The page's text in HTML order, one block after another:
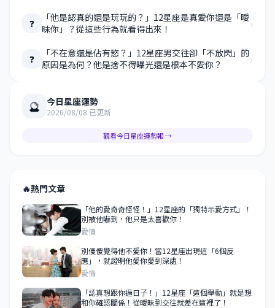
❓
「他是認真的還是玩玩的？」12星座是真愛你還是「曖
昧你」？從這些行為就看得出來！
›
❓
「不在意還是佔有慾？」12星座男交往卻「不放閃」的
原因是為何？他是捨不得曝光還是根本不愛你？
›
🔮 今日星座運勢
2026/08/08 已更新
觀看今日星座運勢報 →
🔥熱門文章
「他的愛奇奇怪怪！」12星座的「獨特示愛方式」！
別被他嚇到，他只是太喜歡你！
愛情
別傻傻覺得他不愛你！當12星座出現這「6個反
應」，就證明他愛你愛到深處！
愛情
「認真想跟你過日子！」12星座「這個舉動」就是想
和你確認關係！從曖昧到交往就差在這裡了！